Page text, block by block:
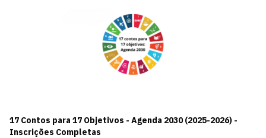
17 Contos para 17 Objetivos - Agenda 2030 (2025-2026) -
Inscrições Completas